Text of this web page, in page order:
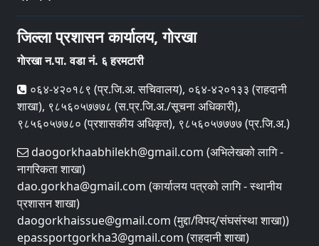
जिल्ला प्रशासन कार्यालय, गाेरखा
गाेरखा न.पा. वडा नं. ६ हरमटारी
०६४-४२०१८९ (प्र.जि.अ. सचिवालय), ०६४-४२०१३३ (राहदानी
शाखा), ९८५६०५७७७८ (स.प्र.जि.अ./सूचना अधिकारी),
९८५६०५७७८० (प्रशासकीय अधिकृत), ९८५६०५७७७७ (प्र.जि.अ.)
daogorkhaabhilekh@gmail.com (अभिलेखको लागि -
नागरिकता शाखा)
dao.gorkha@gmail.com (कार्यालय पत्रको लागि - स्थानीय
प्रशासन शाखा)
daogorkhaissue@gmail.com (मुद्दा/विपद्/संघसंस्था शाखा))
epassportgorkha3@gmail.com (राहदानी शाखा)